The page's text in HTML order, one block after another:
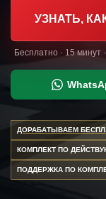
УЗНАТЬ,
Бесплатно · 15 минут
ДОРАБАТЫВАЕМ
КОМПЛЕКТ ПО
ПОДДЕРЖКА ПО